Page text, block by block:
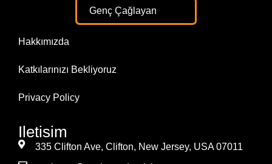
Genç Çağlayan
Hakkımızda
Katkılarınızı Bekliyoruz
Privacy Policy
Iletisim
335 Clifton Ave, Clifton, New Jersey, USA 07011